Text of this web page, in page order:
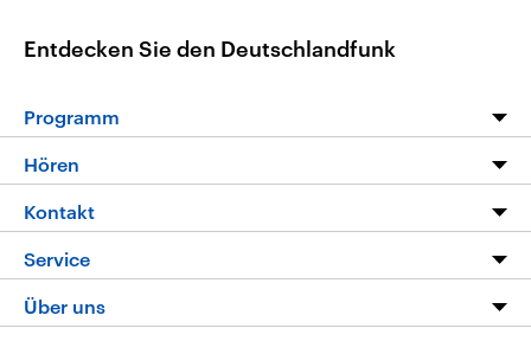
Entdecken Sie den Deutschlandfunk
Programm
Programm
Die Nachrichten
Nachrichtenleicht
Neue Beiträge auf dlf.de
Hören
Livestream
Podcasts
Deutschlandfunk App
Kontakt
Hörerservice
Service
FAQ
Über uns